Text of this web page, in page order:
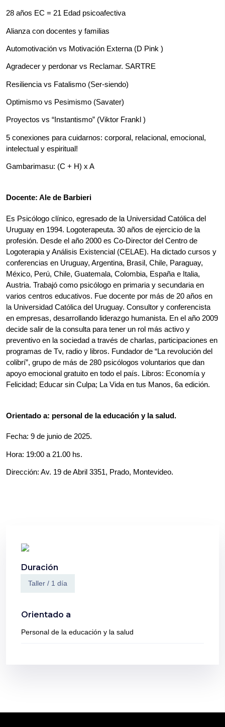
28 años EC = 21 Edad psicoafectiva
Alianza con docentes y familias
Automotivación vs Motivación Externa (D Pink )
Agradecer y perdonar vs Reclamar. SARTRE
Resiliencia vs Fatalismo (Ser-siendo)
Optimismo vs Pesimismo (Savater)
Proyectos vs “Instantismo” (Viktor Frankl )
5 conexiones para cuidarnos: corporal, relacional, emocional,
intelectual y espiritual!
Gambarimasu: (C + H) x A
Docente: Ale de Barbieri
Es Psicólogo clínico, egresado de la Universidad Católica del
Uruguay en 1994. Logoterapeuta. 30 años de ejercicio de la
profesión. Desde el año 2000 es Co-Director del Centro de
Logoterapia y Análisis Existencial (CELAE). Ha dictado cursos y
conferencias en Uruguay, Argentina, Brasil, Chile, Paraguay,
México, Perú, Chile, Guatemala, Colombia, España e Italia,
Austria. Trabajó como psicólogo en primaria y secundaria en
varios centros educativos. Fue docente por más de 20 años en
la Universidad Católica del Uruguay. Consultor y conferencista
en empresas, desarrollando liderazgo humanista. En el año 2009
decide salir de la consulta para tener un rol más activo y
preventivo en la sociedad a través de charlas, participaciones en
programas de Tv, radio y libros. Fundador de “La revolución del
colibrí”, grupo de más de 280 psicólogos voluntarios que dan
apoyo emocional gratuito en todo el país. Libros: Economía y
Felicidad; Educar sin Culpa; La Vida en tus Manos, 6a edición.
Orientado a: personal de la educación y la salud.
Fecha: 9 de junio de 2025.
Hora: 19:00 a 21.00 hs.
Dirección: Av. 19 de Abril 3351, Prado, Montevideo.
Duración
Taller / 1 día
Orientado a
Personal de la educación y la salud